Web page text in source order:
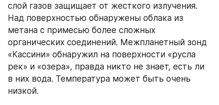
слой газов защищает от жесткого излучения.
Над поверхностью обнаружены облака из
метана с примесью более сложных
органических соединений. Межпланетный зонд
«Кассини» обнаружил на поверхности «русла
рек» и «озера», правда никто не знает, есть ли
в них вода. Температура может быть очень
низкой.